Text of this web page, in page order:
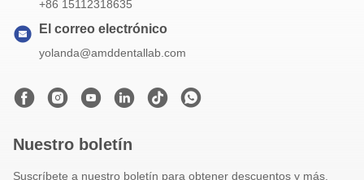
+86 15112318635
El correo electrónico
yolanda@amddentallab.com
Nuestro boletín
Suscríbete a nuestro boletín para obtener descuentos y más.